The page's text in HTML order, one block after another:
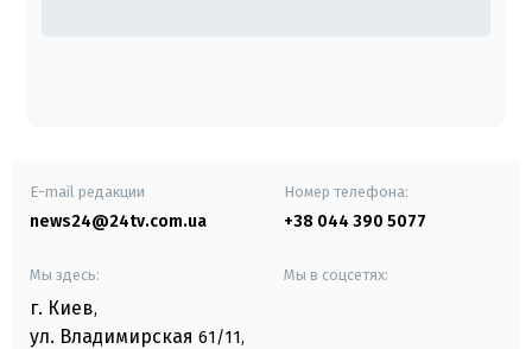
E-mail редакции
news24@24tv.com.ua
Номер телефона:
+38 044 390 5077
Мы здесь:
г. Киев,
ул. Владимирская 61/11,
Мы в соцсетях: